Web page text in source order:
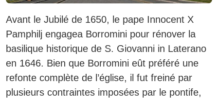
Avant le Jubilé de 1650, le pape Innocent X
Pamphilj engagea Borromini pour rénover la
basilique historique de S. Giovanni in Laterano
en 1646. Bien que Borromini eût préféré une
refonte complète de l’église, il fut freiné par
plusieurs contraintes imposées par le pontife,